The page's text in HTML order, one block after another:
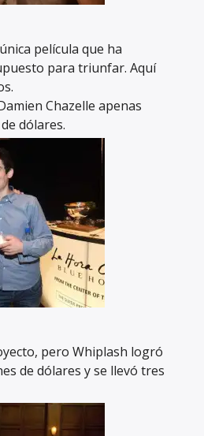
película que ha
para triunfar. Aquí
Chazelle apenas
dólares.
pero Whiplash logró
de dólares y se llevó tres